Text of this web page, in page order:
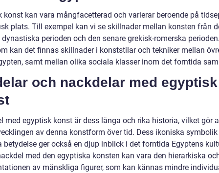
konst kan vara mångfacetterad och varierar beroende på
plats. Till exempel kan vi se skillnader mellan konsten från
perioden och den senare grekisk-romerska
kan det finnas skillnader i konststilar och tekniker mellan
samt mellan olika sociala klasser inom det forntida
och nackdelar med egyptisk
med egyptisk konst är dess långa och rika historia, vilket gör
av denna konstform över tid. Dess ikoniska
betydelse ger också en djup inblick i det forntida Egyptens
med den egyptiska konsten kan vara den hierarkiska
av mänskliga figurer, som kan kännas mindre